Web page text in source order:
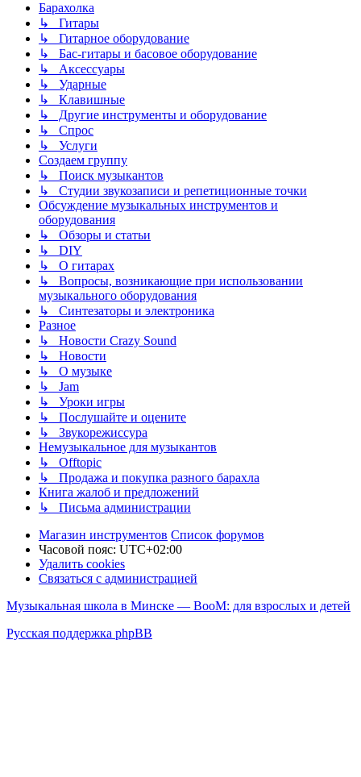
Барахолка
↳ Гитары
↳ Гитарное оборудование
↳ Бас-гитары и басовое оборудование
↳ Аксессуары
↳ Ударные
↳ Клавишные
↳ Другие инструменты и оборудование
↳ Спрос
↳ Услуги
Создаем группу
↳ Поиск музыкантов
↳ Студии звукозаписи и репетиционные точки
Обсуждение музыкальных инструментов и
оборудования
↳ Обзоры и статьи
↳ DIY
↳ О гитарах
↳ Вопросы, возникающие при использовании
музыкального оборудования
↳ Синтезаторы и электроника
Разное
↳ Новости Crazy Sound
↳ Новости
↳ О музыке
↳ Jam
↳ Уроки игры
↳ Послушайте и оцените
↳ Звукорежиссура
Немузыкальное для музыкантов
↳ Offtopic
↳ Продажа и покупка разного барахла
Книга жалоб и предложений
↳ Письма администрации
Магазин инструментов Список форумов
Часовой пояс: UTC+02:00
Удалить cookies
Связаться с администрацией
Музыкальная школа в Минске — BooM: для взрослых и детей
Русская поддержка phpBB